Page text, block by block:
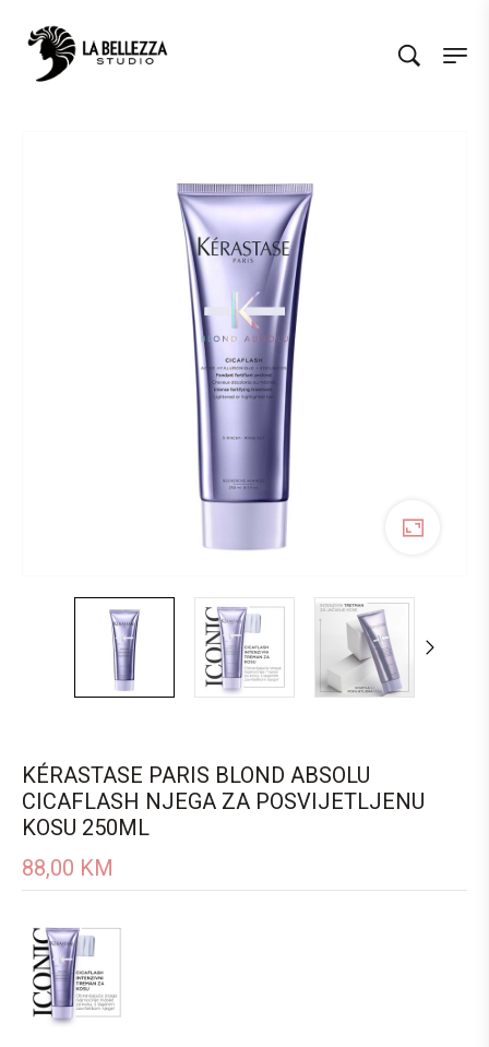
KÉRASTASE PARIS BLOND ABSOLU
CICAFLASH NJEGA ZA POSVIJETLJENU
KOSU 250ML
88,00 KM